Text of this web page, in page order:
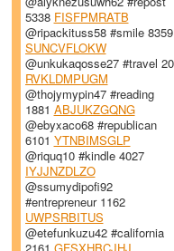
5338 FISFPMRATB
@ripackituss58 #smile 8359
SUNCVFLOKW
@unkukaqosse27 #travel
RVKLDMPUGM
@thojymypin47 #reading
1881 ABJUKZGQNG
@ebyxaco68 #republican
6101 YTNBIMSGLP
@riquq10 #kindle 4027
IYJJNZDLZO
@ssumydipofi92
#entrepreneur 1162
UWPSRBITUS
@etefunkuzu42 #california